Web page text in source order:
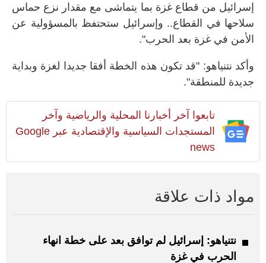
إسرائيل من قطاع غزة بما يتماشى مع مقدار نزع حماس
سلاحها في القطاع.. وإسرائيل ستحتفظ بالمسؤولية عن
الأمن في غزة بعد الحرب".
وأكد نتنياهو: "قد تكون هذه الخطة أفقا جديدا لغزة وبداية
جديدة للمنطقة".
تابعوا آخر أخبارنا المحلية والرياضية وآخر
المستجدات السياسية والإقتصادية عبر Google
news
مواد ذات علاقة
نتنياهو: إسرائيل لم توافق بعد على خطة انهاء
الحرب في غزة